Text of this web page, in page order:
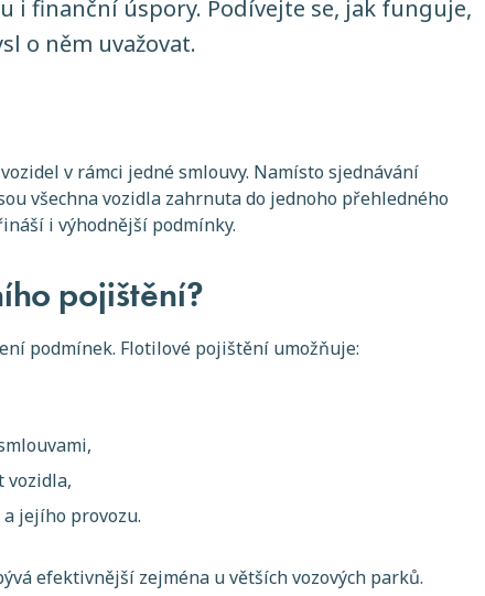
finanční úspory. Podívejte se, jak funguje,
o něm uvažovat.
v rámci jedné smlouvy. Namísto sjednávání
všechna vozidla zahrnuta do jednoho přehledného
i výhodnější podmínky.
pojištění?
podmínek. Flotilové pojištění umožňuje:
vozidla,
jejího provozu.
efektivnější zejména u větších vozových parků.